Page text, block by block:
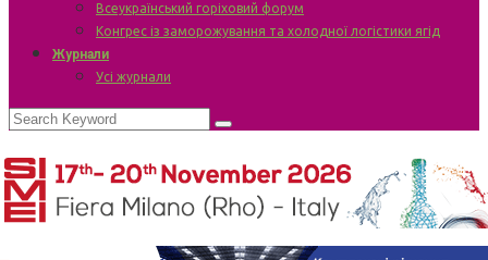
Всеукраїнський горіховий форум
Конгрес із заморожування та холодної логістики ягід
Журнали
Усі журнали